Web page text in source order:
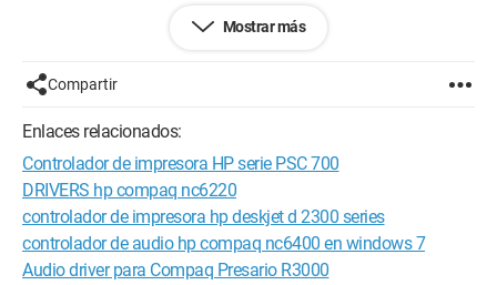
WINDOWS 2003 SERVER Firefox 2.0.0.14
Mostrar más
Compartir
Enlaces relacionados:
Controlador de impresora HP serie PSC 700
DRIVERS hp compaq nc6220
controlador de impresora hp deskjet d 2300 series
controlador de audio hp compaq nc6400 en windows 7
Audio driver para Compaq Presario R3000